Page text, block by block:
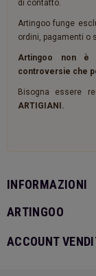
di contatto.
Artingoo funge
ordini, pagamenti o
Artingoo non è
controversie che
Bisogna essere
ARTIGIANI.
INFORMAZIONI
ARTINGOO
ACCOUNT